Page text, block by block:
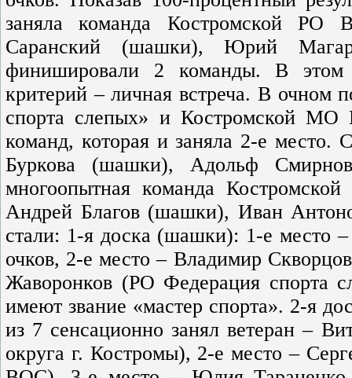
заняла команда Костромской РО
Саранский (шашки), Юрий
финишировали 2 команды. В этом
критерий – личная встреча. В очном
спорта слепых» и Костромской МО
команд, которая и заняла 2-е место.
Буркова (шашки), Адольф
многоопытная команда
Андрей Благов (шашки), Иван
стали: 1-я доска (шашки): 1-е место
очков, 2-е место – Владимир
Жаворонков (РО Федерация спорта
имеют звание «мастер спорта». 2-я
из 7 сенсационно занял ветеран –
округа г. Костромы), 2-е место –